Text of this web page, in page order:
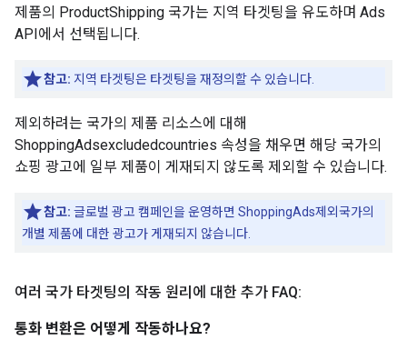
제품의 ProductShipping 국가는 지역 타겟팅을 유도하며 Ads
API에서 선택됩니다.
참고: 지역 타겟팅은 타겟팅을 재정의할 수 있습니다.
제외하려는 국가의 제품 리소스에 대해
ShoppingAdsexcludedcountries 속성을 채우면 해당 국가의
쇼핑 광고에 일부 제품이 게재되지 않도록 제외할 수 있습니다.
참고: 글로벌 광고 캠페인을 운영하면 ShoppingAds제외국가의
개별 제품에 대한 광고가 게재되지 않습니다.
여러 국가 타겟팅의 작동 원리에 대한 추가 FAQ:
통화 변환은 어떻게 작동하나요?